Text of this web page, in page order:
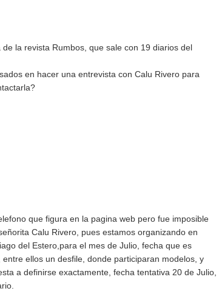
la revista Rumbos, que sale con 19 diarios del
en hacer una entrevista con Calu Rivero para
que figura en la pagina web pero fue imposible
Calu Rivero, pues estamos organizando en
del Estero,para el mes de Julio, fecha que es
ellos un desfile, donde participaran modelos, y
a definirse exactamente, fecha tentativa 20 de Julio,